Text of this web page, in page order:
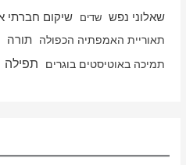
שאלוני נפש שדים שיקום חברתי
תאוריית האמפתיה הכפולה תורה
תמיכה באוטיסטים בוגרים תפילה